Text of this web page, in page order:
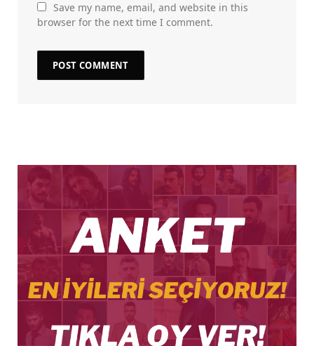
Save my name, email, and website in this
browser for the next time I comment.